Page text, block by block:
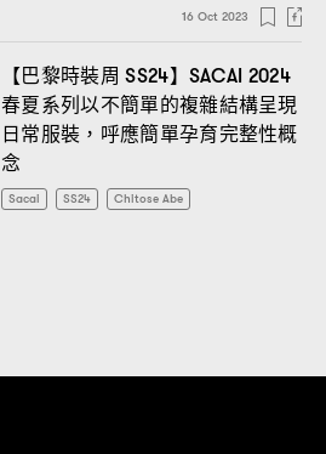
16 Oct 2023
【巴黎時裝周 SS24】 SACAI 2024
春夏系列以不簡單的複雜結構呈現
日常服裝 ， 呼應簡單孕育完整性概
念
Sacai SS24 Chitose Abe